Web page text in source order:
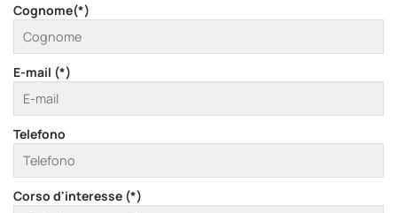
Cognome(*)
E-mail (*)
Telefono
Corso d'interesse (*)